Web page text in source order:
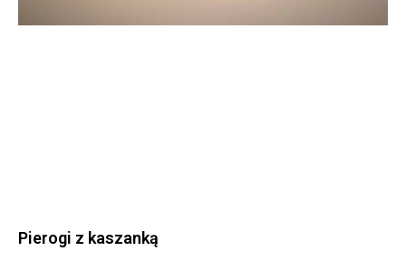
Pierogi z kaszanką